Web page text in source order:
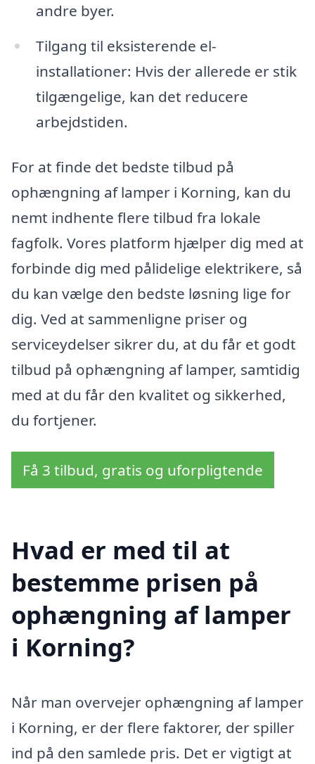
andre byer.
Tilgang til eksisterende el-
installationer: Hvis der allerede er stik
tilgængelige, kan det reducere
arbejdstiden.
For at finde det bedste tilbud på
ophængning af lamper i Korning, kan du
nemt indhente flere tilbud fra lokale
fagfolk. Vores platform hjælper dig med at
forbinde dig med pålidelige elektrikere, så
du kan vælge den bedste løsning lige for
dig. Ved at sammenligne priser og
serviceydelser sikrer du, at du får et godt
tilbud på ophængning af lamper, samtidig
med at du får den kvalitet og sikkerhed,
du fortjener.
Få 3 tilbud, gratis og uforpligtende
Hvad er med til at
bestemme prisen på
ophængning af lamper
i Korning?
Når man overvejer ophængning af lamper
i Korning, er der flere faktorer, der spiller
ind på den samlede pris. Det er vigtigt at